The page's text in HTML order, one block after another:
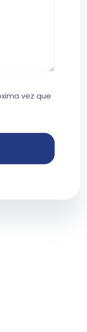
vez que